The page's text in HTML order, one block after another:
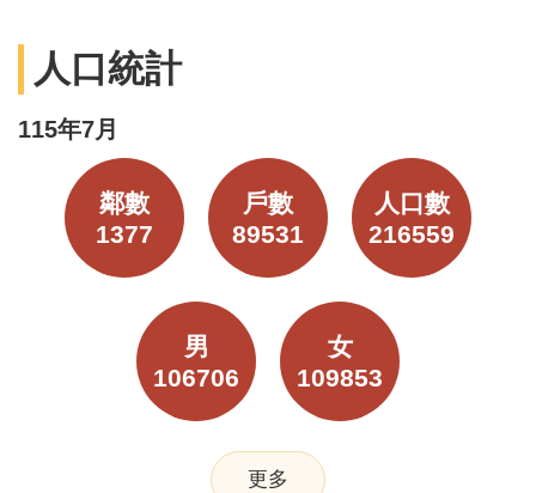
人口統計
115年7月
鄰數
1377
戶數
89531
人口數
216559
男
106706
女
109853
更多